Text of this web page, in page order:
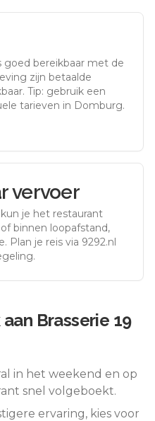
goed bereikbaar met de
zijn betaalde
Tip: gebruik een
tarieven in Domburg.
vervoer
kun je het restaurant
binnen loopafstand,
Plan je reis via 9292.nl
Brasserie 19
in het weekend en op
snel volgeboekt.
ervaring, kies voor